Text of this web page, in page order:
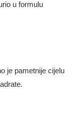
u formulu
je pametnije cijelu